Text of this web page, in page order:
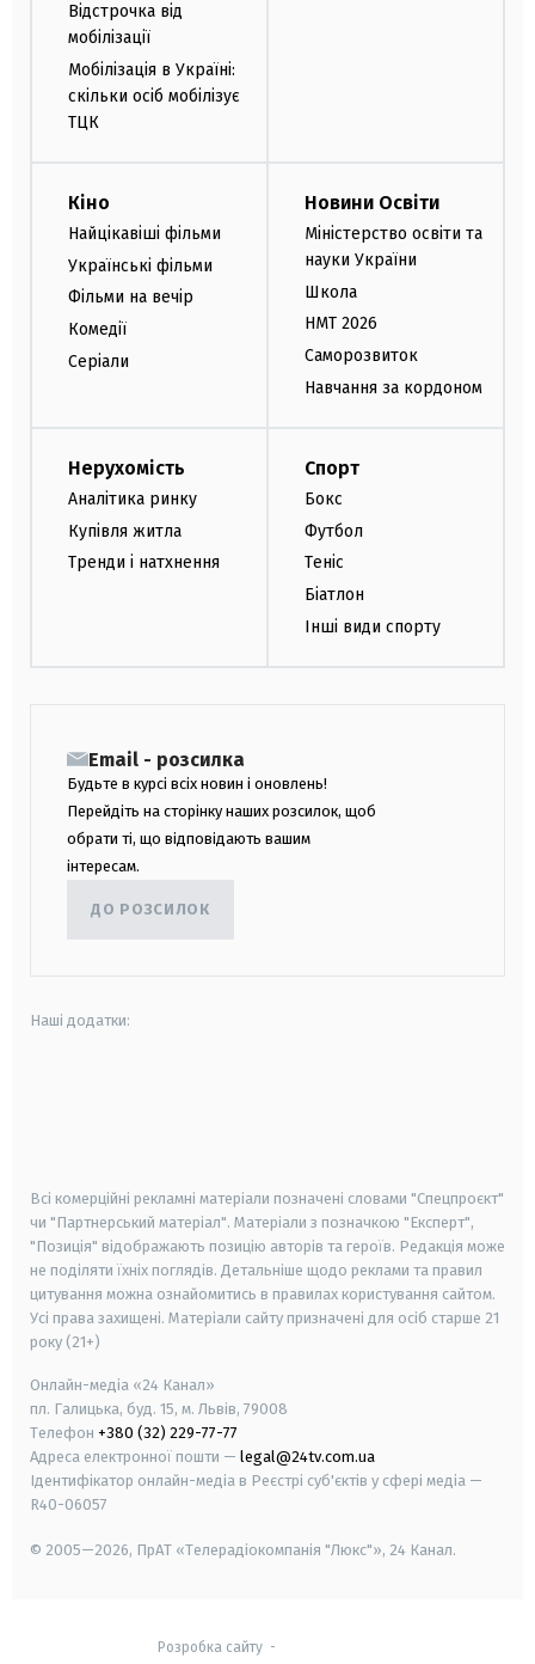
Відстрочка від
мобілізації
Мобілізація в Україні:
скільки осіб мобілізує
ТЦК
Кіно
Найцікавіші фільми
Українські фільми
Фільми на вечір
Комедії
Серіали
Новини Освіти
Міністерство освіти та
науки України
Школа
НМТ 2026
Саморозвиток
Навчання за кордоном
Нерухомість
Аналітика ринку
Купівля житла
Тренди і натхнення
Спорт
Бокс
Футбол
Теніс
Біатлон
Інші види спорту
Email - розсилка
Будьте в курсі всіх новин і оновлень!
Перейдіть на сторінку наших розсилок, щоб
обрати ті, що відповідають вашим
інтересам.
ДО РОЗСИЛОК
Наші додатки:
Всі комерційні рекламні матеріали позначені словами "Спецпроєкт"
чи "Партнерський матеріал". Матеріали з позначкою "Експерт",
"Позиція" відображають позицію авторів та героїв. Редакція може
не поділяти їхніх поглядів. Детальніше щодо реклами та правил
цитування можна ознайомитись в правилах користування сайтом.
Усі права захищені. Матеріали сайту призначені для осіб старше 21
року (21+)
Онлайн-медіа «24 Канал»
пл. Галицька, буд. 15, м. Львів, 79008
Телефон +380 (32) 229-77-77
Адреса електронної пошти — legal@24tv.com.ua
Ідентифікатор онлайн-медіа в Реєстрі суб'єктів у сфері медіа —
R40-06057
© 2005—2026, ПрАТ «Телерадіокомпанія "Люкс"», 24 Канал.
Розробка сайту-